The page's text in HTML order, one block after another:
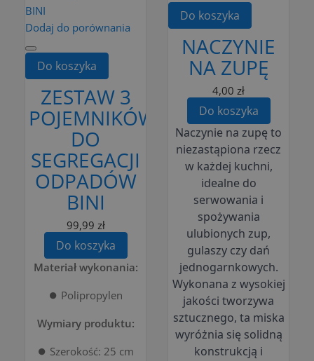
Dodaj do porównania
Do koszyka
ZESTAW 3
POJEMNIKÓW
DO
SEGREGACJI
ODPADÓW
BINI
99,99 zł
Do koszyka
Materiał wykonania:
⏺️ Polipropylen
Wymiary produktu:
⏺️ Szerokość: 25 cm
Do koszyka
NACZYNIE
NA ZUPĘ
4,00 zł
Do koszyka
Naczynie na zupę to
niezastąpiona rzecz
w każdej kuchni,
idealne do
serwowania i
spożywania
ulubionych zup,
gulaszy czy dań
jednogarnkowych.
Wykonana z wysokiej
jakości tworzywa
sztucznego, ta miska
wyróżnia się solidną
konstrukcją i